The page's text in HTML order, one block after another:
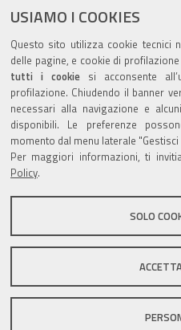
USIAMO I COOKIES
Questo sito utilizza cookie tecnici
delle pagine, e cookie di
tutti i cookiesi acconsente
profilazione. Chiudendo il banner
necessari alla navigazione e
disponibili. Le preferenze
momento dal menu laterale
Per maggiori informazioni, ti
Policy.
SOLO
documento
ultima modifica
Sito istituzionale
Privacy policy|DPO|